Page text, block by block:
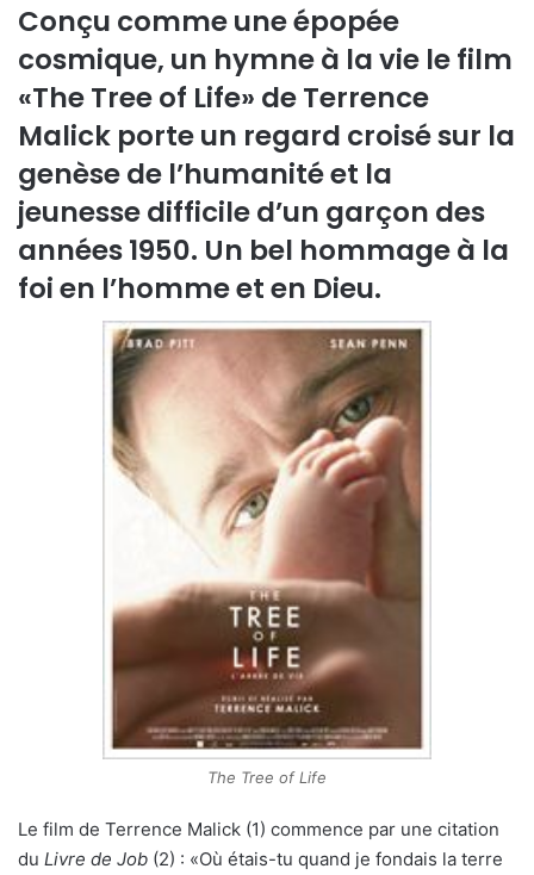
Conçu comme une épopée
cosmique, un hymne à la vie le film
«The Tree of Life» de Terrence
Malick porte un regard croisé sur la
genèse de l’humanité et la
jeunesse difficile d’un garçon des
années 1950. Un bel hommage à la
foi en l’homme et en Dieu.
The Tree of Life
Le film de Terrence Malick (1) commence par une citation
du Livre de Job (2) : «Où étais-tu quand je fondais la terre